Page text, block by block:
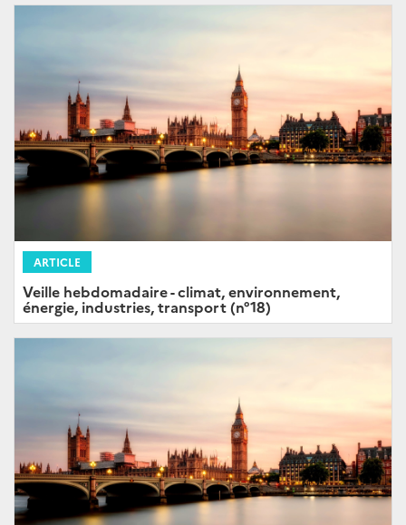
ARTICLE
Veille hebdomadaire - climat, environnement,
énergie, industries, transport (n°18)